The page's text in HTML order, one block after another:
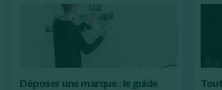
Déposer une marque : le guide